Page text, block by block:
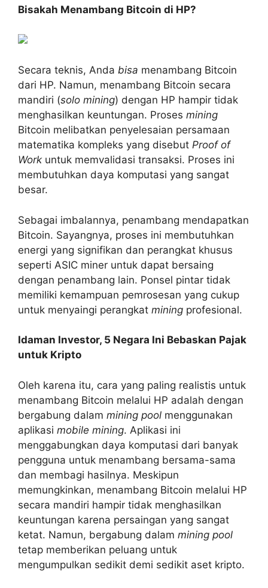
Bisakah Menambang Bitcoin di HP?
Secara teknis, Anda bisa menambang Bitcoin
dari HP. Namun, menambang Bitcoin secara
mandiri (solo mining) dengan HP hampir tidak
menghasilkan keuntungan. Proses mining
Bitcoin melibatkan penyelesaian persamaan
matematika kompleks yang disebut Proof of
Work untuk memvalidasi transaksi. Proses ini
membutuhkan daya komputasi yang sangat
besar.
Sebagai imbalannya, penambang mendapatkan
Bitcoin. Sayangnya, proses ini membutuhkan
energi yang signifikan dan perangkat khusus
seperti ASIC miner untuk dapat bersaing
dengan penambang lain. Ponsel pintar tidak
memiliki kemampuan pemrosesan yang cukup
untuk menyaingi perangkat mining profesional.
Idaman Investor, 5 Negara Ini Bebaskan Pajak
untuk Kripto
Oleh karena itu, cara yang paling realistis untuk
menambang Bitcoin melalui HP adalah dengan
bergabung dalam mining pool menggunakan
aplikasi mobile mining. Aplikasi ini
menggabungkan daya komputasi dari banyak
pengguna untuk menambang bersama-sama
dan membagi hasilnya. Meskipun
memungkinkan, menambang Bitcoin melalui HP
secara mandiri hampir tidak menghasilkan
keuntungan karena persaingan yang sangat
ketat. Namun, bergabung dalam mining pool
tetap memberikan peluang untuk
mengumpulkan sedikit demi sedikit aset kripto.